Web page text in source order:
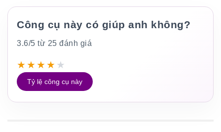
Công cụ này có giúp anh không?
3.6/5 từ 25 đánh giá
★★★★ ★
Tỷ lệ công cụ này